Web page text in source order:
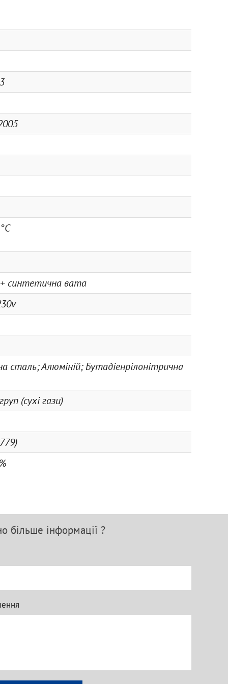
синтетична вата
Алюміній; Бутадіенрілонітрична
(сухі гази)
більше інформації ?